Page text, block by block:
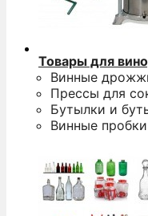
Товары для
Винные
Прессы для
Бутылки и
Винные